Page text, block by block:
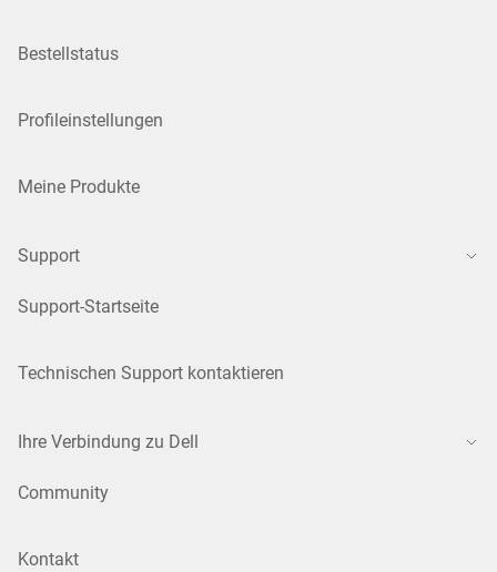
Bestellstatus
Profileinstellungen
Meine Produkte
Support
Support-Startseite
Technischen Support kontaktieren
Ihre Verbindung zu Dell
Community
Kontakt